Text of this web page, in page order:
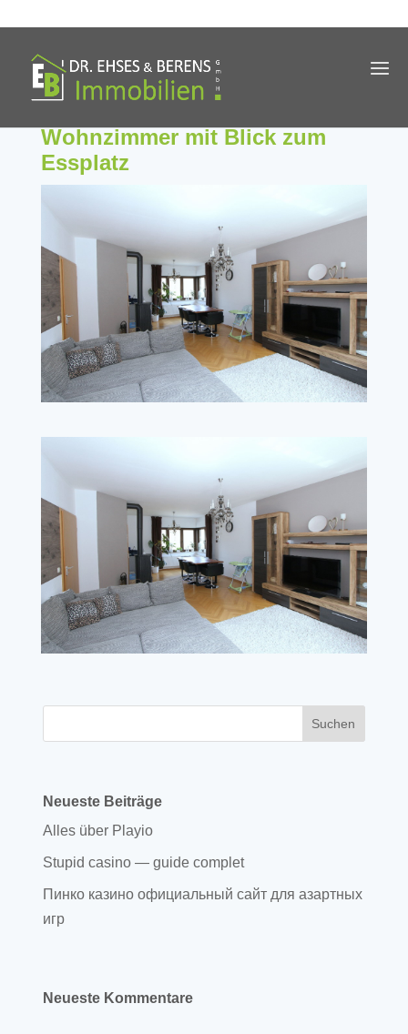
Wohnzimmer mit Blick zum
Essplatz
Neueste Beiträge
Alles über Playio
Stupid casino — guide complet
Пинко казино официальный сайт для азартных
игр
Neueste Kommentare